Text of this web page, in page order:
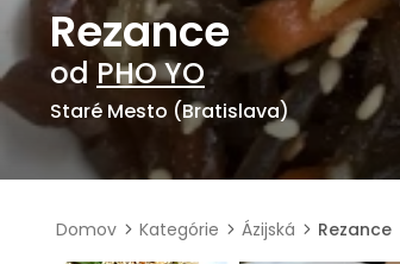
Rezance
odPHO YO
Staré Mesto (Bratislava)
Domov Kategórie Ázijská Rezance